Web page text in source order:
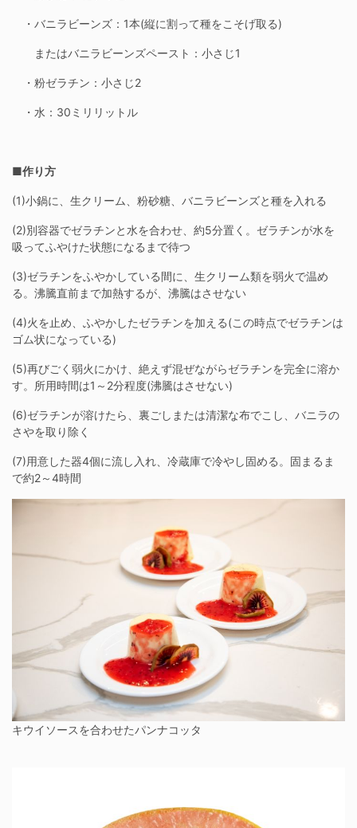
・バニラビーンズ：1本(縦に割って種をこそげ取る)
またはバニラビーンズペースト：小さじ1
・粉ゼラチン：小さじ2
・水：30ミリリットル
■作り方
(1)小鍋に、生クリーム、粉砂糖、バニラビーンズと種を入れる
(2)別容器でゼラチンと水を合わせ、約5分置く。ゼラチンが水を
吸ってふやけた状態になるまで待つ
(3)ゼラチンをふやかしている間に、生クリーム類を弱火で温め
る。沸騰直前まで加熱するが、沸騰はさせない
(4)火を止め、ふやかしたゼラチンを加える(この時点でゼラチンは
ゴム状になっている)
(5)再びごく弱火にかけ、絶えず混ぜながらゼラチンを完全に溶か
す。所用時間は1～2分程度(沸騰はさせない)
(6)ゼラチンが溶けたら、裏ごしまたは清潔な布でこし、バニラの
さやを取り除く
(7)用意した器4個に流し入れ、冷蔵庫で冷やし固める。固まるま
で約2～4時間
キウイソースを合わせたパンナコッタ